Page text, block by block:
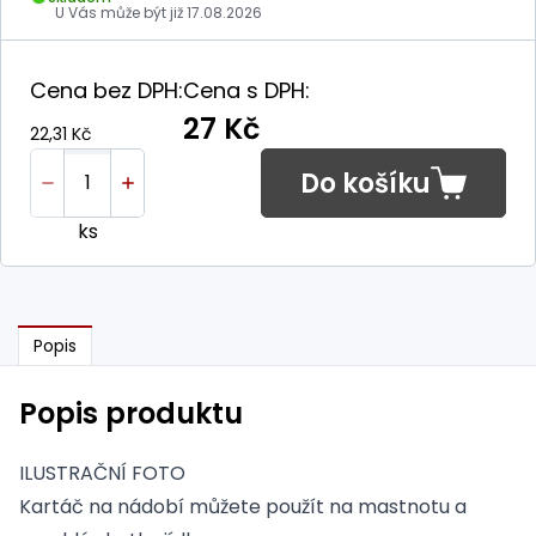
U Vás může být již17.08.2026
Cena bez DPH:
22,31 Kč
Cena s DPH:
27 Kč
ks
Do košíku
Popis
Popis produktu
ILUSTRAČNÍ FOTO
Kartáč na nádobí můžete použít na mastnotu a